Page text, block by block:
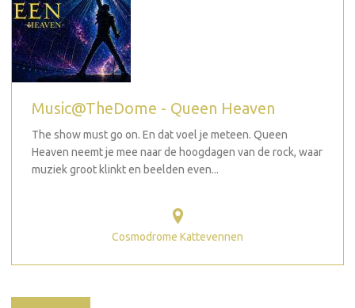
Music@TheDome - Queen Heaven
The show must go on. En dat voel je meteen. Queen
Heaven neemt je mee naar de hoogdagen van de rock, waar
muziek groot klinkt en beelden even...
Cosmodrome Kattevennen